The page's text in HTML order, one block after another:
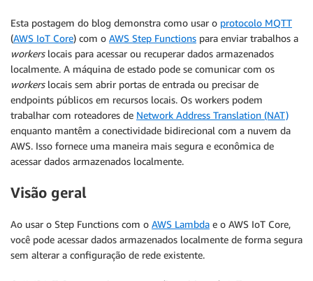
Esta postagem do blog demonstra como usar o protocolo MQTT
(AWS IoT Core) com o AWS Step Functions para enviar trabalhos a
workerslocais para acessar ou recuperar dados armazenados
localmente. A máquina de estado pode se comunicar com os
workerslocais sem abrir portas de entrada ou precisar de
endpoints públicos em recursos locais. Os workers podem
trabalhar com roteadores de Network Address Translation (NAT)
enquanto mantêm a conectividade bidirecional com a nuvem da
AWS. Isso fornece uma maneira mais segura e econômica de
acessar dados armazenados localmente.
Visão geral
Ao usar o Step Functions com o AWS Lambda e o AWS IoT Core,
você pode acessar dados armazenados localmente de forma segura
sem alterar a configuração de rede existente.